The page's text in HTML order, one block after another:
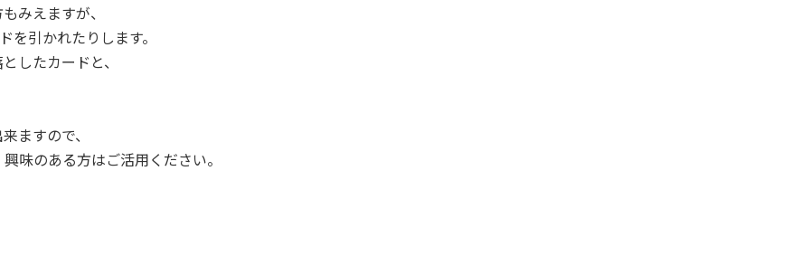
みえますが、
引かれたりします。
したカードと、
ますので、
味のある方はご活用ください。